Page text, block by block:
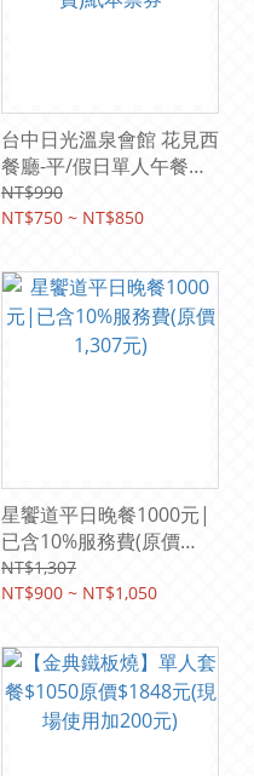
台中日光溫泉會館 花見西
餐廳-平/假日單人午餐
750元起(已含10%服務費)
紙本票券
NT$990
NT$750 ~ NT$850
星饗道平日晚餐1000元|
已含10%服務費(原價
1,307元)
NT$1,307
NT$900 ~ NT$1,050